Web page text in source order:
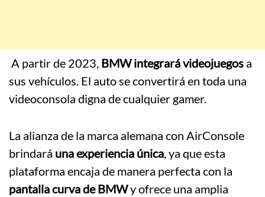
A partir de 2023, BMW integrará videojuegos a
sus vehículos. El auto se convertirá en toda una
videoconsola digna de cualquier gamer.
La alianza de la marca alemana con AirConsole
brindará una experiencia única, ya que esta
plataforma encaja de manera perfecta con la
pantalla curva de BMWy ofrece una amplia